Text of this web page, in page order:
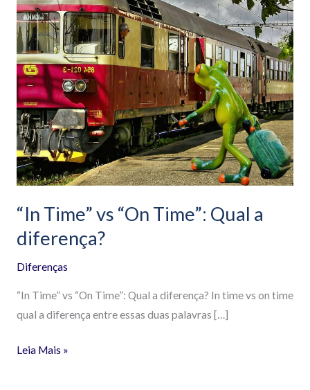
“In Time” vs “On Time”: Qual a
diferença?
Diferenças
“In Time” vs “On Time”: Qual a diferença? In time vs on time
qual a diferença entre essas duas palavras […]
Time”
vs
“On
Time”:
Qual
a
diferença?
Leia Mais »